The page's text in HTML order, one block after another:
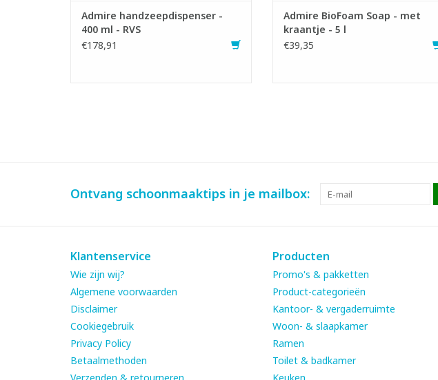
Admire handzeepdispenser -
400 ml - RVS
€178,91
Admire BioFoam Soap - met
kraantje - 5 l
€39,35
Ontvang schoonmaaktips in je mailbox:
Klantenservice
Wie zijn wij?
Algemene voorwaarden
Disclaimer
Cookiegebruik
Privacy Policy
Betaalmethoden
Producten
Promo's & pakketten
Product-categorieën
Kantoor- & vergaderruimte
Woon- & slaapkamer
Ramen
Toilet & badkamer